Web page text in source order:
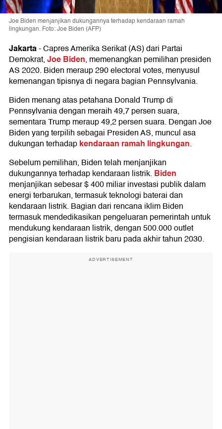
Joe Biden menjanjikan dukungannya terhadap kendaraan ramah
lingkungan. Foto: Joe Biden (AFP)
Jakarta-Capres Amerika Serikat (AS) dari Partai
Demokrat,Joe Biden, memenangkan pemilihan presiden
AS 2020. Biden meraup 290 electoral votes, menyusul
kemenangan tipisnya di negara bagian Pennsylvania.
Biden menang atas petahana Donald Trump di
Pennsylvania dengan meraih 49,7 persen suara,
sementara Trump meraup 49,2 persen suara. Dengan Joe
Biden yang terpilih sebagai Presiden AS, muncul asa
dukungan terhadapkendaraan ramah lingkungan.
Sebelum pemilihan, Biden telah menjanjikan
dukungannya terhadap kendaraan listrik. Biden
menjanjikan sebesar $ 400 miliar investasi publik dalam
energi terbarukan, termasuk teknologi baterai dan
kendaraan listrik. Bagian dari rencana iklim Biden
termasuk mendedikasikan pengeluaran pemerintah untuk
mendukung kendaraan listrik, dengan 500.000 outlet
pengisian kendaraan listrik baru pada akhir tahun 2030.
ADVERTISEMENT